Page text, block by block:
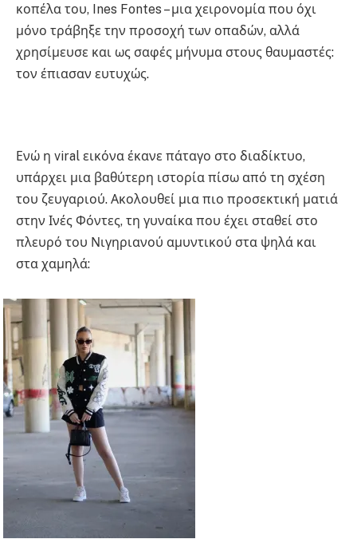
κοπέλα του, Ines Fontes – μια χειρονομία που όχι
μόνο τράβηξε την προσοχή των οπαδών, αλλά
χρησίμευσε και ως σαφές μήνυμα στους θαυμαστές:
τον έπιασαν ευτυχώς.
Ενώ η viral εικόνα έκανε πάταγο στο διαδίκτυο,
υπάρχει μια βαθύτερη ιστορία πίσω από τη σχέση
του ζευγαριού. Ακολουθεί μια πιο προσεκτική ματιά
στην Ινές Φόντες, τη γυναίκα που έχει σταθεί στο
πλευρό του Νιγηριανού αμυντικού στα ψηλά και
στα χαμηλά: